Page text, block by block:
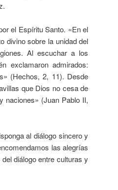
el Espíritu Santo. «En el
divino sobre la unidad del
Al escuchar a los
exclamaron admirados:
(Hechos, 2, 11). Desde
que Dios no cesa de
naciones» (Juan Pablo II,
al diálogo sincero y
las alegrías
diálogo entre culturas y